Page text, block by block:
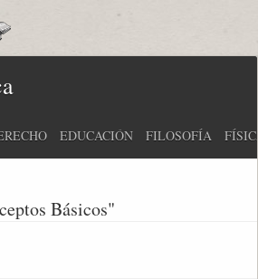
EDUCACIÓN FILOSOFÍA
Básicos"